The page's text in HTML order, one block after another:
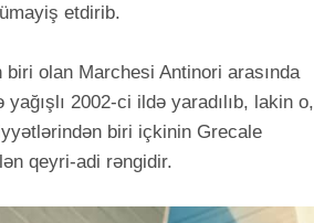
etdirib.
olan Marchesi Antinori arasında
2002-ci ildə yaradılıb, lakin o,
biri içkinin Grecale
qeyri-adi rəngidir.